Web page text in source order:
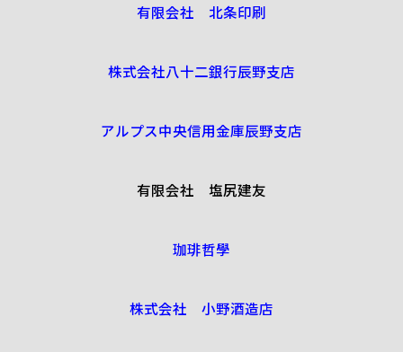
有限会社 北条印刷
株式会社八十二銀行辰野支店
アルプス中央信用金庫辰野支店
有限会社 塩尻建友
珈琲哲學
株式会社 小野酒造店